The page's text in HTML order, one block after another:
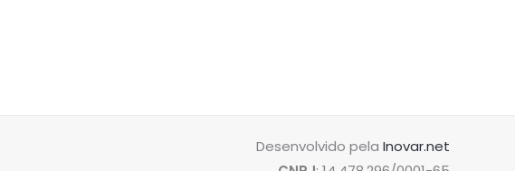
Desenvolvido pela Inovar.net